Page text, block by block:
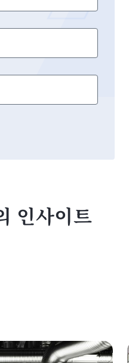
인사이트
Use the previous and next